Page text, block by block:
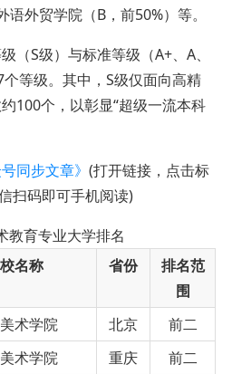
语外贸学院（B，前50%）等。
（S级）与标准等级（A+、A、
等级。其中，S级仅面向高精
100个，以彰显“超级一流本科
同步文章》 (打开链接，点击标
扫码即可手机阅读)
教育专业大学排名
名称 省份
排名范
围
术学院 北京
前二
术学院 重庆
前二